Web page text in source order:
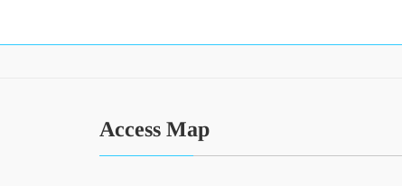
Access Map